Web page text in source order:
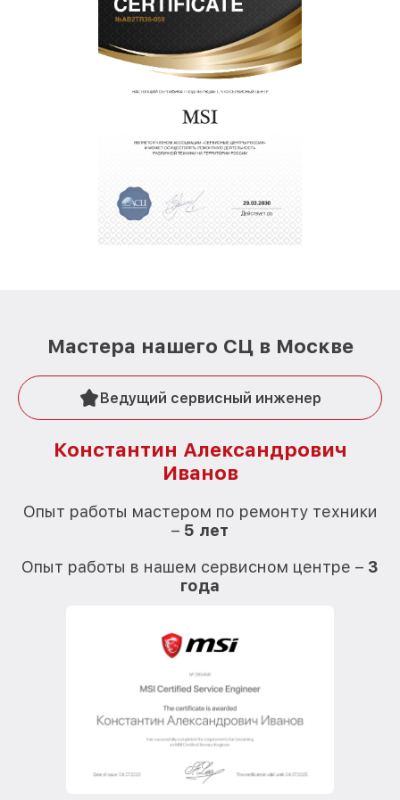
Мастера нашего СЦ в Москве
Ведущий сервисный инженер
Константин Александрович
Иванов
Опыт работы мастером по ремонту техники
– 5 лет
Опыт работы в нашем сервисном центре – 3
года